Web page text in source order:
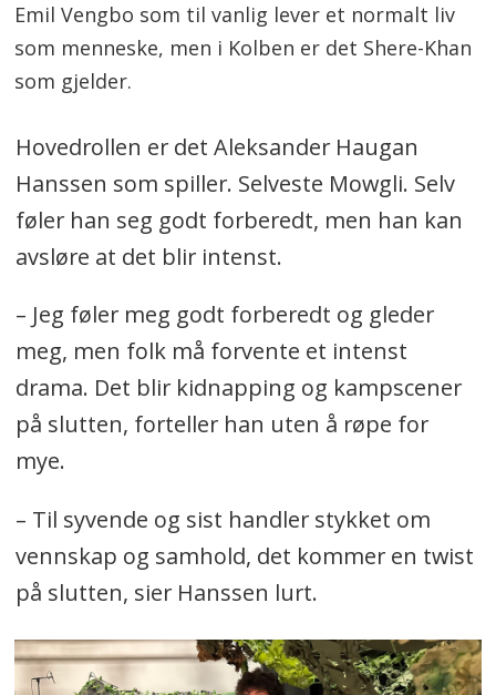
Emil Vengbo som til vanlig lever et normalt liv
som menneske, men i Kolben er det Shere-Khan
som gjelder.
Hovedrollen er det Aleksander Haugan
Hanssen som spiller. Selveste Mowgli. Selv
føler han seg godt forberedt, men han kan
avsløre at det blir intenst.
– Jeg føler meg godt forberedt og gleder
meg, men folk må forvente et intenst
drama. Det blir kidnapping og kampscener
på slutten, forteller han uten å røpe for
mye.
– Til syvende og sist handler stykket om
vennskap og samhold, det kommer en twist
på slutten, sier Hanssen lurt.